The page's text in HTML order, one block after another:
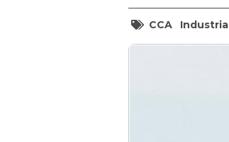
CCA Industria